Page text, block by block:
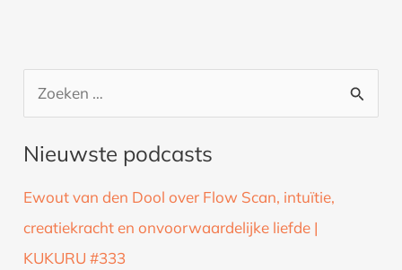
e
k
a
Nieuwste podcasts
Ewout van den Dool over Flow Scan, intuïtie,
creatiekracht en onvoorwaardelijke liefde |
KUKURU #333